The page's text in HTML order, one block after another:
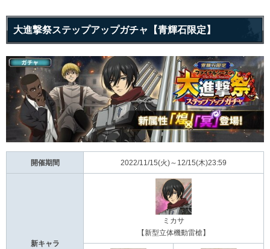
大進撃祭ステップアップガチャ【青輝石限定】
開催期間 2022/11/15(火)～12/15(木)23:59
新キャラ
ミカサ
【新型立体機動雷槍】